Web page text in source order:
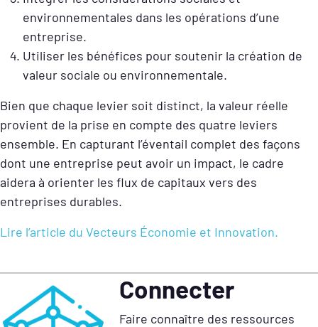
environnementales dans les opérations d’une
entreprise.
Utiliser les bénéfices pour soutenir la création de
valeur sociale ou environnementale.
Bien que chaque levier soit distinct, la valeur réelle
provient de la prise en compte des quatre leviers
ensemble. En capturant l’éventail complet des façons
dont une entreprise peut avoir un impact, le cadre
aidera à orienter les flux de capitaux vers des
entreprises durables.
Lire l’article du Vecteurs Économie et Innovation.
Connecter
Faire connaître des ressources